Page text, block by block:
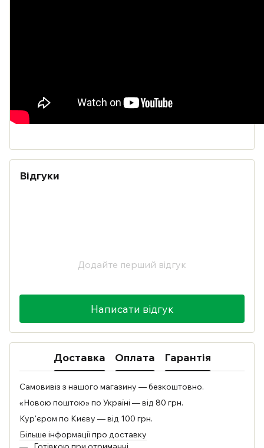
Відгуки
Додайте перший відгук
Написати відгук
Доставка Оплата Гарантія
Самовивіз з нашого магазину — безкоштовно.
«Новою поштою» по Україні — від 80 грн.
Кур'єром по Києву — від 100 грн.
Більше інформації про доставку